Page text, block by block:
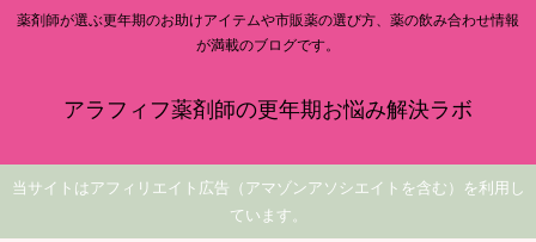
薬剤師が選ぶ更年期のお助けアイテムや市販薬の選び方、薬の飲み合わせ情報
が満載のブログです。
アラフィフ薬剤師の更年期お悩み解決ラボ
当サイトはアフィリエイト広告（アマゾンアソシエイトを含む）を利用し
ています。